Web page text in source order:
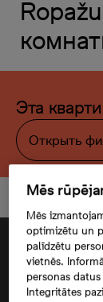
Эта
Открыть
Mēs
Mēs
optimizētu un
palīdzētu
vietnēs.
personas
Integritātes